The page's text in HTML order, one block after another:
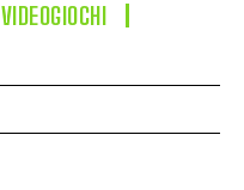
VIDEOGIOCHI